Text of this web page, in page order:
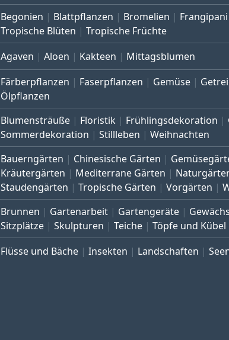
Begonien Blattpflanzen Bromelien Frangipani
Tropische Blüten
Tropische Früchte
Agaven Aloen Kakteen Mittagsblumen
Färberpflanzen Faserpflanzen Gemüse
Ölpflanzen
Blumensträuße Floristik Frühlingsdekoration
Sommerdekoration
Stillleben Weihnachten
Bauerngärten Chinesische Gärten
Kräutergärten
Mediterrane Gärten
Staudengärten
Tropische Gärten Vorgärten
Brunnen Gartenarbeit Gartengeräte
Sitzplätze
Skulpturen Teiche Töpfe und Kübel
Flüsse und Bäche Insekten Landschaften